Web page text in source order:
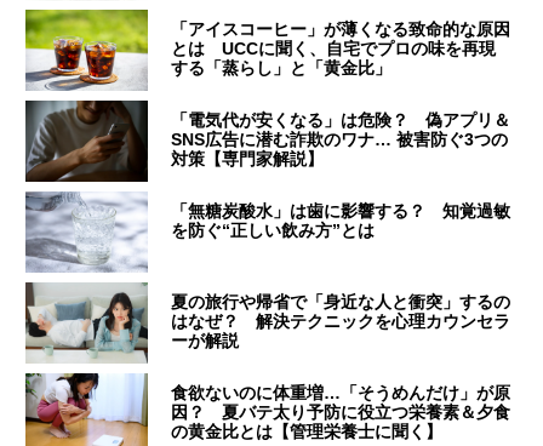
「アイスコーヒー」が薄くなる致命的な原因
とは UCCに聞く、自宅でプロの味を再現
する「蒸らし」と「黄金比」
「電気代が安くなる」は危険？ 偽アプリ＆
SNS広告に潜む詐欺のワナ… 被害防ぐ3つの
対策【専門家解説】
「無糖炭酸水」は歯に影響する？ 知覚過敏
を防ぐ“正しい飲み方”とは
夏の旅行や帰省で「身近な人と衝突」するの
はなぜ？ 解決テクニックを心理カウンセラ
ーが解説
食欲ないのに体重増…「そうめんだけ」が原
因？ 夏バテ太り予防に役立つ栄養素＆夕食
の黄金比とは【管理栄養士に聞く】